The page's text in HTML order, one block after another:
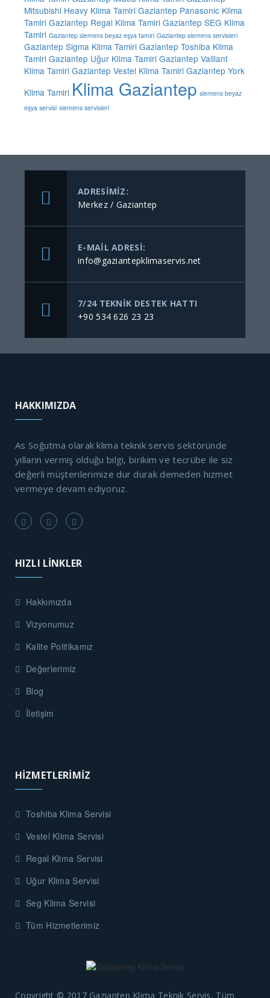
Mitsubishi Heavy Klima Tamiri Gaziantep Panasonic Klima
Tamiri Gaziantep Regal Klima Tamiri Gaziantep SEG Klima
Tamiri Gaziantep siemens beyaz eşya tamiri Gaziantep siemens servisleri
Gaziantep Sigma Klima Tamiri Gaziantep Toshiba Klima
Tamiri Gaziantep Uğur Klima Tamiri Gaziantep Vaillant
Klima Tamiri Gaziantep Vestel Klima Tamiri Gaziantep York
Klima Tamiri Klima Gaziantep siemens beyaz
eşya servisi siemens servisleri
ADRESIMIZ:
Merkez / Gaziantep
E-MAIL ADRESI:
info@gaziantepklimaservis.net
7/24 TEKNIK DESTEK HATTI
+90 534 626 23 23
HAKKIMIZDA
As Soğutma olarak klima teknik servis sektöründe
yılların vermiş olduğu bilgi, birikim ve tecrübe ile siz
değerli müşterilerimize dur durak demeden hizmet
vermeye devam ediyoruz.
HIZLI LİNKLER
Hakkımızda
Vizyonumuz
Kalite Politikamız
Değerlerimiz
Blog
İletişim
HİZMETLERİMİZ
Toshiba Klima Servisi
Vestel Klima Servisi
Regal Klima Servisi
Uğur Klima Servisi
Seg Klima Servisi
Tüm Hizmetlerimiz
Copyright © 2017 Gaziantep Klima Teknik Servis, Tüm